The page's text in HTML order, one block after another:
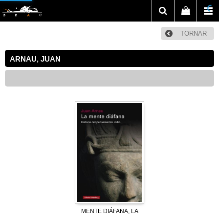
TORNAR
ARNAU, JUAN
MENTE DIÁFANA, LA